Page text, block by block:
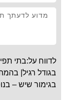
בגודל רגיל|
בגימור שיש –